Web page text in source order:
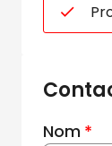
Nom